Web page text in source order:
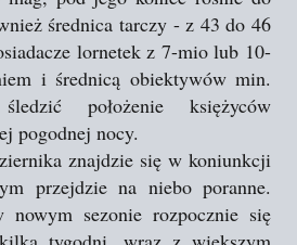
średnica tarczy - z 43 do 46
lornetek z 7-mio lub 10-
i średnicą obiektywów min.
położenie księżyców
pogodnej nocy.
znajdzie się w koniunkcji
przejdzie na niebo poranne.
nowym sezonie rozpocznie się